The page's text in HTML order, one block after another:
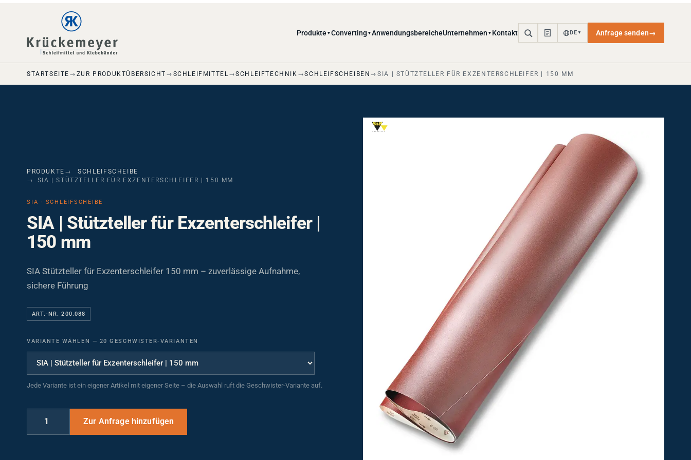
Produkte Converting AnwendungsbereicheUnternehmen Kontakt DE Anfrage senden
STARTSEITE ZUR PRODUKTÜBERSICHT SCHLEIFMITTEL SCHLEIFTECHNIK SCHLEIFSCHEIBEN SIA | STÜTZTELLER FÜR EXZENTERSCHLEIFER | 150 MM
PRODUKTE
SCHLEIFSCHEIBE
SIA | STÜTZTELLER FÜR EXZENTERSCHLEIFER | 150 MM
SIA · SCHLEIFSCHEIBE
SIA | Stützteller für Exzenterschleifer |
150 mm
SIA Stützteller für Exzenterschleifer 150 mm – zuverlässige Aufnahme,
sichere Führung
ART.-NR. 200.088
VARIANTE WÄHLEN 20 GESCHWISTER-VARIANTEN
Jede Variante ist ein eigener Artikel mit eigener Seite – die Auswahl ruft die Geschwister-Variante auf.